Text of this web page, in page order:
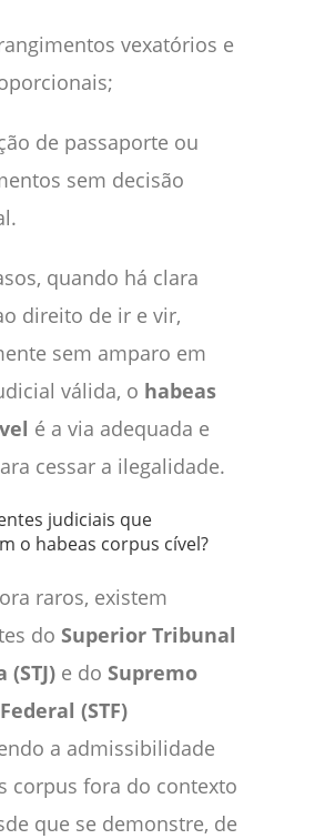
vexatórios e
de passaporte ou
sem decisão
quando há clara
direito de ir e vir,
sem amparo em
válida, o habeas
é a via adequada e
cessar a ilegalidade.
judiciais que
o habeas corpus cível?
raros, existem
do Superior Tribunal
(STJ) e do Supremo
(STF)
a admissibilidade
corpus fora do contexto
que se demonstre, de